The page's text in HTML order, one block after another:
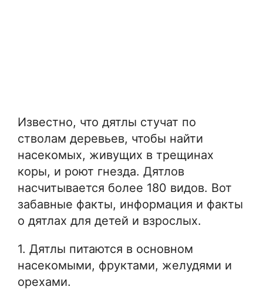
Известно, что дятлы стучат по
стволам деревьев, чтобы найти
насекомых, живущих в трещинах
коры, и роют гнезда. Дятлов
насчитывается более 180 видов. Вот
забавные факты, информация и факты
о дятлах для детей и взрослых.
1. Дятлы питаются в основном
насекомыми, фруктами, желудями и
орехами.